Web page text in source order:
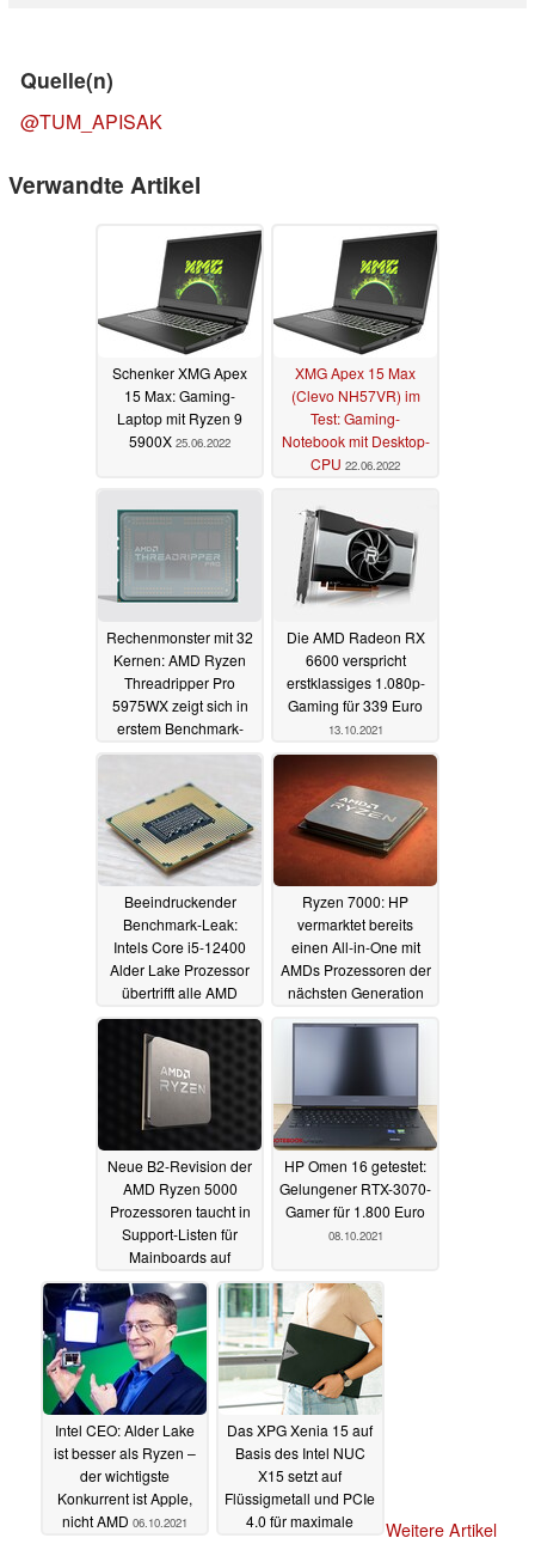
Quelle(n)
@TUM_APISAK
Verwandte Artikel
Schenker XMG Apex
15 Max: Gaming-
Laptop mit Ryzen 9
5900X 25.06.2022
XMG Apex 15 Max
(Clevo NH57VR) im
Test: Gaming-
Notebook mit Desktop-
CPU 22.06.2022
Rechenmonster mit 32
Kernen: AMD Ryzen
Threadripper Pro
5975WX zeigt sich in
erstem Benchmark-
Leak22.10.2021
Die AMD Radeon RX
6600 verspricht
erstklassiges 1.080p-
Gaming für 339 Euro
13.10.2021
Beeindruckender
Benchmark-Leak:
Intels Core i5-12400
Alder Lake Prozessor
übertrifft alle AMD
Ryzen 5000 CPUs
11.10.2021
Ryzen 7000: HP
vermarktet bereits
einen All-in-One mit
AMDs Prozessoren der
nächsten Generation
Neue B2-Revision der
AMD Ryzen 5000
Prozessoren taucht in
Support-Listen für
Mainboards auf
08.10.2021
HP Omen 16 getestet:
Gelungener RTX-3070-
Gamer für 1.800 Euro
08.10.2021
Intel CEO: Alder Lake
ist besser als Ryzen –
der wichtigste
Konkurrent ist Apple,
nicht AMD 06.10.2021
Das XPG Xenia 15 auf
Basis des Intel NUC
X15 setzt auf
Flüssigmetall und PCIe
4.0 für maximale
Weitere Artikel